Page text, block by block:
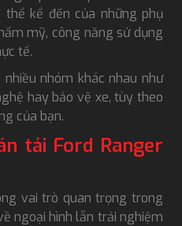
thể kể đến của những phụ
mỹ, công năng sử dụng
tế.
nhóm khác nhau như
hay bảo vệ xe, tùy theo
của bạn.
tải Ford Ranger
vai trò quan trọng trong
ngoại hình lẫn trải nghiệm